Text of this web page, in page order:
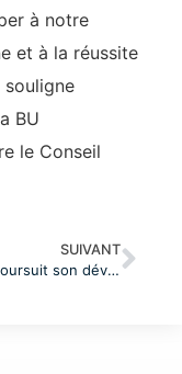
à notre
et à la réussite
BU
le Conseil
SUIVANT
Orange poursuit son développement sur inovallée au cœur du campus Artea dans un tout nouveau site : « Orange 3 massifs », inauguré le 31 mars